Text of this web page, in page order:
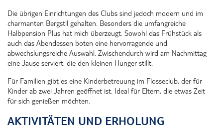
Die übrigen Einrichtungen des Clubs sind jedoch modern und im
charmanten Bergstil gehalten. Besonders die umfangreiche
Halbpension Plus hat mich überzeugt. Sowohl das Frühstück als
auch das Abendessen boten eine hervorragende und
abwechslungsreiche Auswahl. Zwischendurch wird am Nachmittag
eine Jause serviert, die den kleinen Hunger stillt.
Für Familien gibt es eine Kinderbetreuung im Flosseclub, der für
Kinder ab zwei Jahren geöffnet ist. Ideal für Eltern, die etwas Zeit
für sich genießen möchten.
AKTIVITÄTEN UND ERHOLUNG